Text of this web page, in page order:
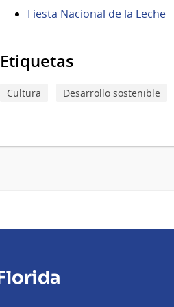
Fiesta Nacional de la Leche
Etiquetas
Cultura Desarrollo sostenible